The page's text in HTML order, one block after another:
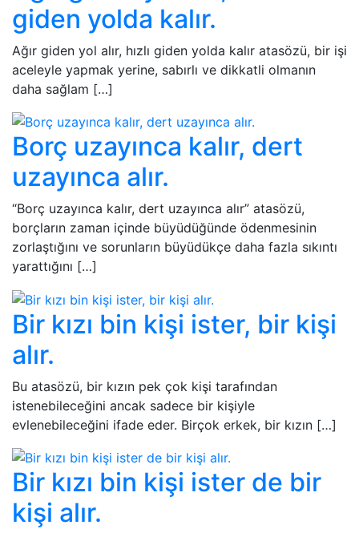
giden yolda kalır.
Ağır giden yol alır, hızlı giden yolda kalır atasözü, bir işi
aceleyle yapmak yerine, sabırlı ve dikkatli olmanın
daha sağlam […]
Borç uzayınca kalır, dert
uzayınca alır.
“Borç uzayınca kalır, dert uzayınca alır” atasözü,
borçların zaman içinde büyüdüğünde ödenmesinin
zorlaştığını ve sorunların büyüdükçe daha fazla sıkıntı
yarattığını […]
Bir kızı bin kişi ister, bir kişi
alır.
Bu atasözü, bir kızın pek çok kişi tarafından
istenebileceğini ancak sadece bir kişiyle
evlenebileceğini ifade eder. Birçok erkek, bir kızın […]
Bir kızı bin kişi ister de bir
kişi alır.